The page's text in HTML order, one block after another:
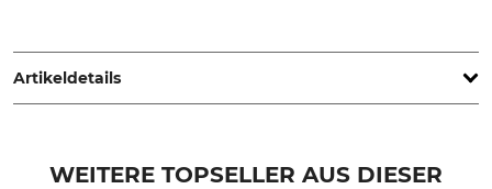
www.pac-original.de
Artikeldetails
WEITERE TOPSELLER AUS DIESER